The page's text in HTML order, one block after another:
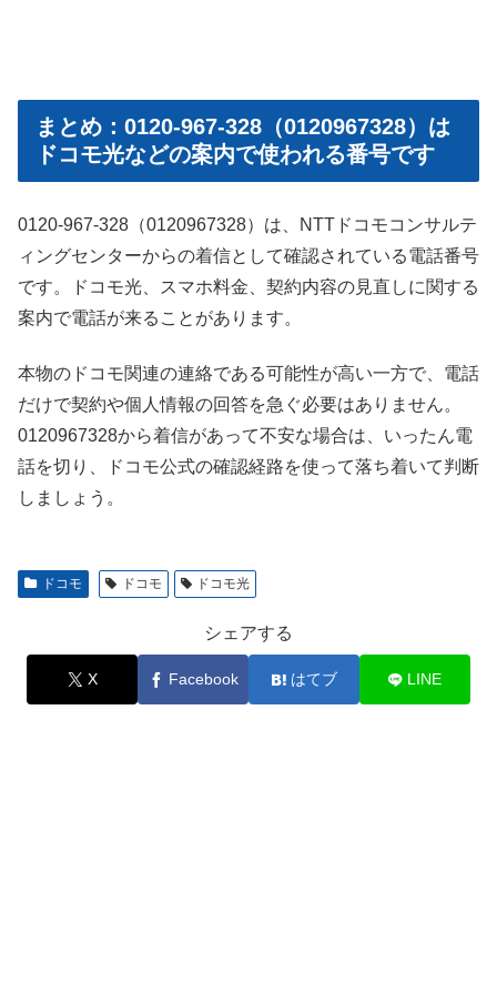
まとめ：0120-967-328（0120967328）は
ドコモ光などの案内で使われる番号です
0120-967-328（0120967328）は、NTTドコモコンサルテ
ィングセンターからの着信として確認されている電話番号
です。ドコモ光、スマホ料金、契約内容の見直しに関する
案内で電話が来ることがあります。
本物のドコモ関連の連絡である可能性が高い一方で、電話
だけで契約や個人情報の回答を急ぐ必要はありません。
0120967328から着信があって不安な場合は、いったん電
話を切り、ドコモ公式の確認経路を使って落ち着いて判断
しましょう。
ドコモ ドコモ ドコモ光
シェアする
X Facebook はてブ LINE